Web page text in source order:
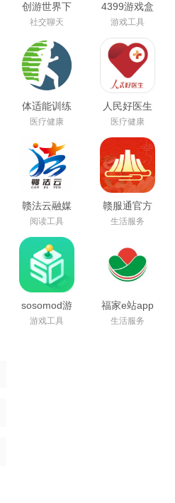
创游世界下
载安装正版
2025最新手
机版
社交聊天
4399游戏盒
app2025最
新版
游戏工具
体适能训练
app最新
2025版
医疗健康
人民好医生
app(培训我
是医生)
医疗健康
赣法云融媒
体app下载
安装最新版
本
阅读工具
赣服通官方
版app(江西
政务服务)
生活服务
sosomod游
戏盒安卓中
文版下载
游戏工具
福家e站app
官方版下载
2025最新版
生活服务